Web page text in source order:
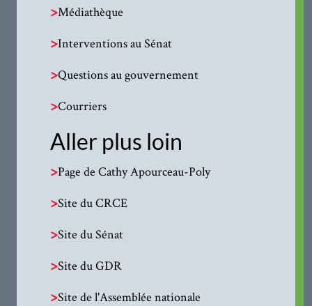
>Médiathèque
>Interventions au Sénat
>Questions au gouvernement
>Courriers
Aller plus loin
>Page de Cathy Apourceau-Poly
>Site du CRCE
>Site du Sénat
>Site du GDR
>Site de l'Assemblée nationale